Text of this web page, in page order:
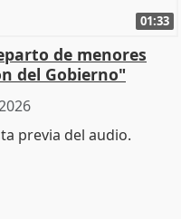
01:33
de menores
del Gobierno"